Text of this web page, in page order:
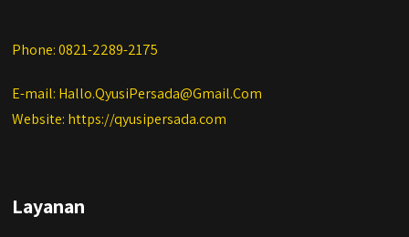
Phone: 0821-2289-2175
E-mail: Hallo.QyusiPersada@Gmail.Com
Website: https://qyusipersada.com
Layanan